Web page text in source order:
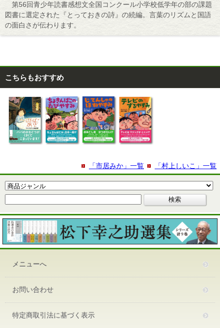
第56回青少年読書感想文全国コンクール小学校低学年の部の課題
図書に選定された『とっておきの詩』の続編。言葉のリズムと国語
の面白さが伝わります。
こちらもおすすめ
「村上しいこ」一覧
「市居みか」一覧
メニューへ
お問い合わせ
特定商取引法に基づく表示